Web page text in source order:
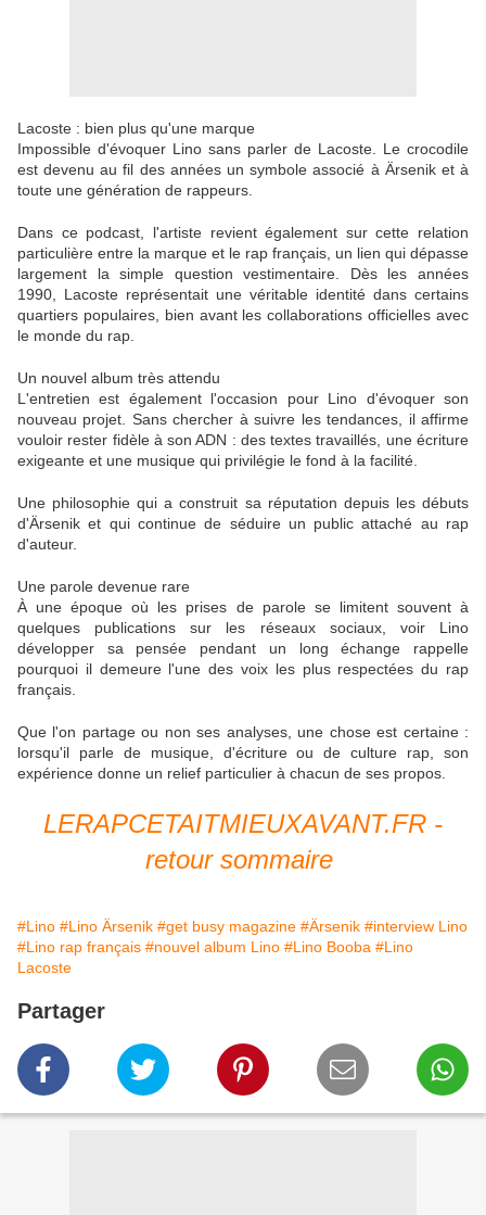
Lacoste : bien plus qu'une marque
Impossible d'évoquer Lino sans parler de Lacoste. Le crocodile
est devenu au fil des années un symbole associé à Ärsenik et à
toute une génération de rappeurs.
Dans ce podcast, l'artiste revient également sur cette relation
particulière entre la marque et le rap français, un lien qui dépasse
largement la simple question vestimentaire. Dès les années
1990, Lacoste représentait une véritable identité dans certains
quartiers populaires, bien avant les collaborations officielles avec
le monde du rap.
Un nouvel album très attendu
L'entretien est également l'occasion pour Lino d'évoquer son
nouveau projet. Sans chercher à suivre les tendances, il affirme
vouloir rester fidèle à son ADN : des textes travaillés, une écriture
exigeante et une musique qui privilégie le fond à la facilité.
Une philosophie qui a construit sa réputation depuis les débuts
d'Ärsenik et qui continue de séduire un public attaché au rap
d'auteur.
Une parole devenue rare
À une époque où les prises de parole se limitent souvent à
quelques publications sur les réseaux sociaux, voir Lino
développer sa pensée pendant un long échange rappelle
pourquoi il demeure l'une des voix les plus respectées du rap
français.
Que l'on partage ou non ses analyses, une chose est certaine :
lorsqu'il parle de musique, d'écriture ou de culture rap, son
expérience donne un relief particulier à chacun de ses propos.
LERAPCETAITMIEUXAVANT.FR -
retour sommaire
#Lino #Lino Ärsenik #get busy magazine #Ärsenik #interview Lino
#Lino rap français #nouvel album Lino #Lino Booba #Lino
Lacoste
Partager